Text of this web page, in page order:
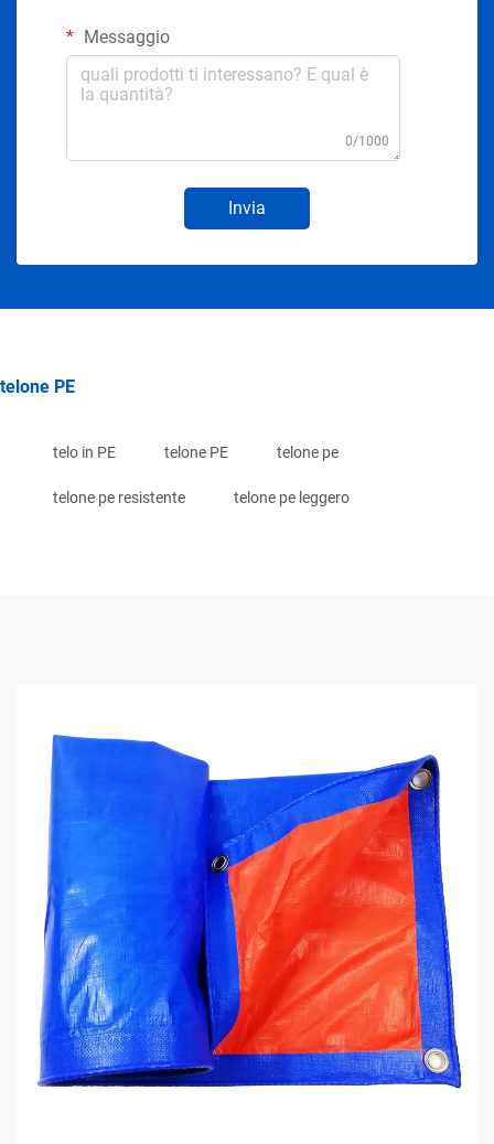
Messaggio
0/1000
Invia
telone PE
telo in PE telone PE telone pe
telone pe resistente telone pe leggero